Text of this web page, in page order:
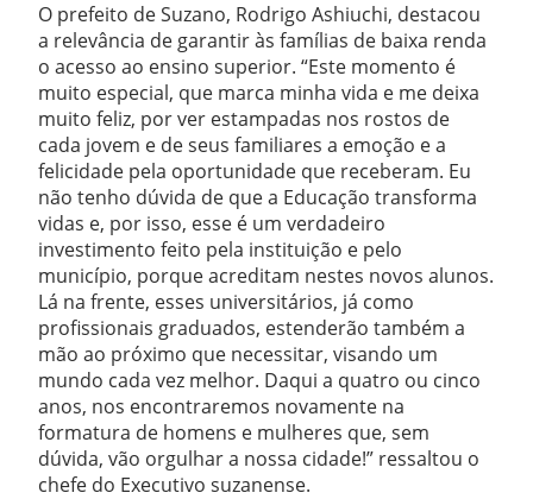
O prefeito de Suzano, Rodrigo Ashiuchi, destacou
a relevância de garantir às famílias de baixa renda
o acesso ao ensino superior. “Este momento é
muito especial, que marca minha vida e me deixa
muito feliz, por ver estampadas nos rostos de
cada jovem e de seus familiares a emoção e a
felicidade pela oportunidade que receberam. Eu
não tenho dúvida de que a Educação transforma
vidas e, por isso, esse é um verdadeiro
investimento feito pela instituição e pelo
município, porque acreditam nestes novos alunos.
Lá na frente, esses universitários, já como
profissionais graduados, estenderão também a
mão ao próximo que necessitar, visando um
mundo cada vez melhor. Daqui a quatro ou cinco
anos, nos encontraremos novamente na
formatura de homens e mulheres que, sem
dúvida, vão orgulhar a nossa cidade!” ressaltou o
chefe do Executivo suzanense.